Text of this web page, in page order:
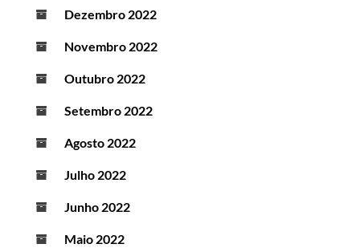
Dezembro 2022
Novembro 2022
Outubro 2022
Setembro 2022
Agosto 2022
Julho 2022
Junho 2022
Maio 2022